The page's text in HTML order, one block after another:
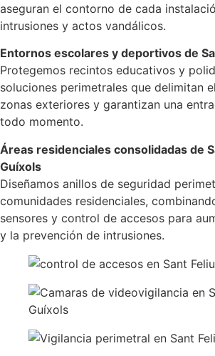
aseguran el contorno de cada
intrusiones y actos vandálicos.
Entornos escolares y deportivos de
Protegemos recintos educativos y
soluciones perimetrales que delimitan
zonas exteriores y garantizan una
todo momento.
Áreas residenciales consolidadas de
Guíxols
Diseñamos anillos de seguridad
comunidades residenciales,
sensores y control de accesos para
y la prevención de intrusiones.